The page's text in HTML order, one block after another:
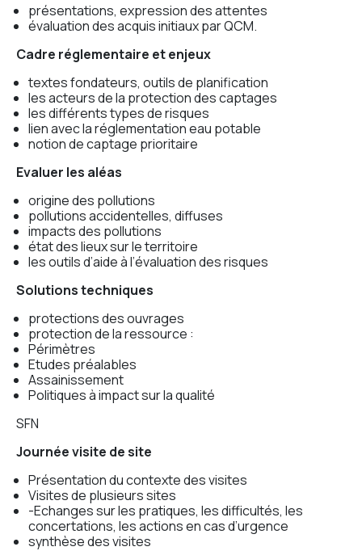
présentations, expression des attentes
évaluation des acquis initiaux par QCM.
Cadre réglementaire et enjeux
textes fondateurs, outils de planification
les acteurs de la protection des captages
les différents types de risques
lien avec la réglementation eau potable
notion de captage prioritaire
Evaluer les aléas
origine des pollutions
pollutions accidentelles, diffuses
impacts des pollutions
état des lieux sur le territoire
les outils d’aide à l’évaluation des risques
Solutions techniques
protections des ouvrages
protection de la ressource :
Périmètres
Etudes préalables
Assainissement
Politiques à impact sur la qualité
SFN
Journée visite de site
Présentation du contexte des visites
Visites de plusieurs sites
-Echanges sur les pratiques, les difficultés, les
concertations, les actions en cas d’urgence
synthèse des visites